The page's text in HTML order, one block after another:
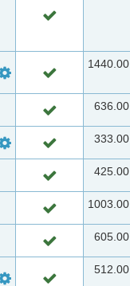
1440.00
636.00
333.00
425.00
1003.00
605.00
512.00